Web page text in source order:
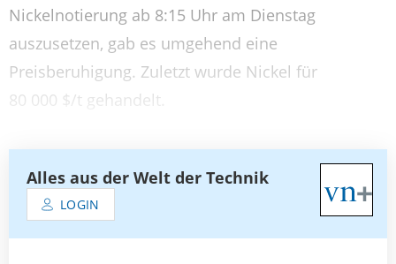
Nickelnotierung ab 8:15 Uhr am Dienstag
auszusetzen, gab es umgehend eine
Preisberuhigung. Zuletzt wurde Nickel für
80 000 $/t gehandelt.
Alles aus der Welt der Technik
LOGIN